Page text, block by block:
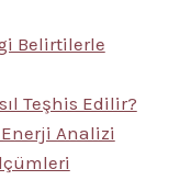
Belirtilerle
Teşhis Edilir?
Analizi